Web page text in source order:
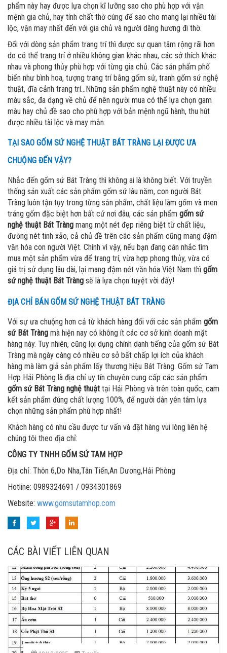
phẩm này hay được lựa chọn kĩ lưỡng sao cho phù hợp với vận
mệnh gia chủ, hay tính chất thờ cúng để sao cho mang lại nhiều tài
lộc, vận may nhất đến với gia chủ và người dâng hương đi thờ.
Đối với dòng sản phẩm trang trí thì được sự quan tâm rộng rãi hơn
do có thể trang trí ở nhiều không gian khác nhau, các sở thích khác
nhau và phong thủy phù hợp với từng gia chủ. Các sản phẩm phổ
biến như bình hoa, tượng trang trí bằng gốm sứ, tranh gốm sứ nghệ
thuật, đĩa cảnh trang trí...Những sản phẩm nghệ thuật này có nhiều
màu sắc, đa dạng về chủ để nên người mua có thể lựa chọn gam
màu hay chủ đề sao cho phù hợp với bản mệnh ngũ hành, thu hút
được nhiều tài lộc và may mắn.
TẠI SAO GỐM SỨ NGHỆ THUẬT BÁT TRÀNG LẠI ĐƯỢC ƯA
CHUỘNG ĐẾN VẬY?
Nhắc đến gốm sứ Bát Tràng thì không ai là không biết. Với truyền
thống sản xuất các sản phẩm gốm sứ lâu năm, con người Bát
Tràng luôn tận tụy trong từng sản phẩm, chất liệu làm gốm và men
tráng gốm đặc biệt hơn bất cứ nơi đâu, các sản phẩm gốm sứ
nghệ thuật Bát Tràng mang một nét đẹp riêng biệt từ chất liệu,
đường nét tinh xảo, cả chủ đề trên các sản phẩm cũng mang đậm
văn hóa con người Việt. Chính vì vậy, nếu bạn đang cân nhắc tìm
mua một sản phẩm vừa để trang trí, vừa hợp phong thủy, vừa có
giá trị sử dụng lâu dài, lại mang đậm nét văn hóa Việt Nam thì gốm
sứ nghệ thuật Bát Tràng sẽ là lựa chọn tuyệt vời đấy!
ĐỊA CHỈ BÁN GỐM SỨ NGHỆ THUẬT BÁT TRÀNG
Với sự ưa chuộng hơn cả từ khách hàng đối với các sản phẩm gốm
sứ Bát Tràng mà hiện nay có không ít các cơ sở kinh doanh mặt
hàng này. Tuy nhiên, cũng lợi dụng chính danh tiếng của gốm sứ Bát
Tràng mà ngày càng có nhiều cơ sở bất chấp lợi ích của khách
hàng mà làm giả sản phẩm lấy thương hiệu Bát Tràng. Gốm sứ Tam
Hợp Hải Phòng là địa chỉ uy tín chuyên cung cấp các sản phẩm
gốm sứ Bát Tràng nghệ thuật tại Hải Phòng và trên toàn quốc, cam
kết sản phẩm đúng chất lượng 100%, để người dân yên tâm lựa
chọn những sản phẩm phù hợp nhất!
Khách hàng có nhu cầu được tư vấn và đặt hàng vui lòng liên hệ
chúng tôi theo địa chỉ:
CÔNG TY TNHH GỐM SỨ TAM HỢP
Địa chỉ: Thôn 6,Do Nha,Tân Tiến,An Dương,Hải Phòng
Hotline: 0989324691 / 0934301869
Website: www.gomsutamhop.com
CÁC BÀI VIẾT LIÊN QUAN